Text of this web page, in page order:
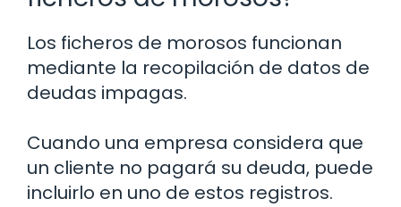
Los ficheros de morosos funcionan
mediante la recopilación de datos de
deudas impagas.
Cuando una empresa considera que
un cliente no pagará su deuda, puede
incluirlo en uno de estos registros.